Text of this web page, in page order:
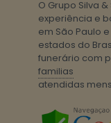
O Grupo Silva
experiência e
em São Paulo
estados do
funerário com
familias
atendidas